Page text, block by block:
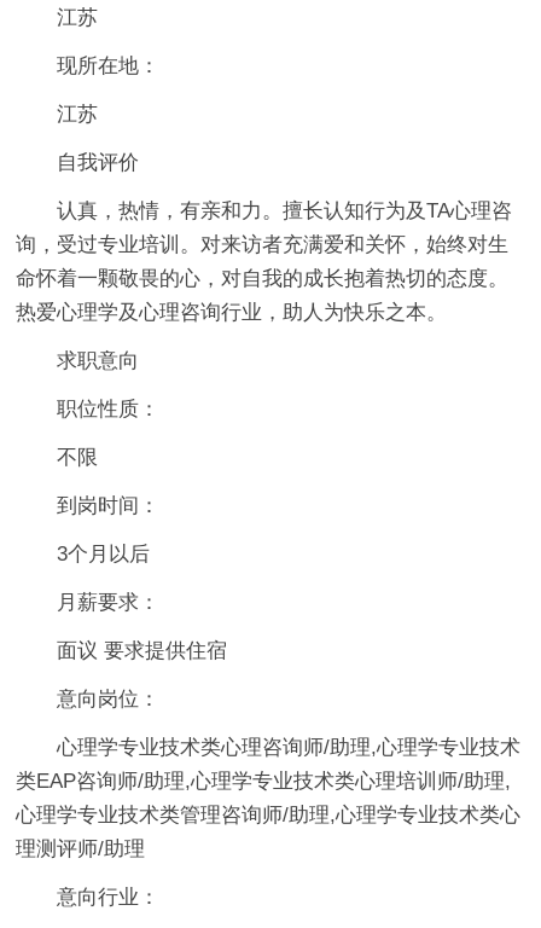
江苏
现所在地：
江苏
自我评价
认真，热情，有亲和力。擅长认知行为及TA心理咨
询，受过专业培训。对来访者充满爱和关怀，始终对生
命怀着一颗敬畏的心，对自我的成长抱着热切的态度。
热爱心理学及心理咨询行业，助人为快乐之本。
求职意向
职位性质：
不限
到岗时间：
3个月以后
月薪要求：
面议 要求提供住宿
意向岗位：
心理学专业技术类心理咨询师/助理,心理学专业技术
类EAP咨询师/助理,心理学专业技术类心理培训师/助理,
心理学专业技术类管理咨询师/助理,心理学专业技术类心
理测评师/助理
意向行业：